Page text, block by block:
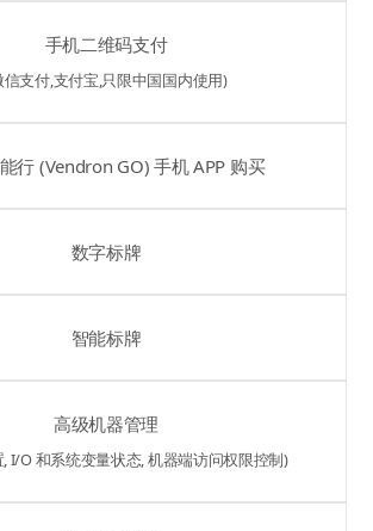
手机二维码支付
信支付,支付宝,只限中国国内使用)
行 (Vendron GO) 手机 APP 购买
数字标牌
智能标牌
高级机器管理
I/O 和系统变量状态, 机器端访问权限控制)